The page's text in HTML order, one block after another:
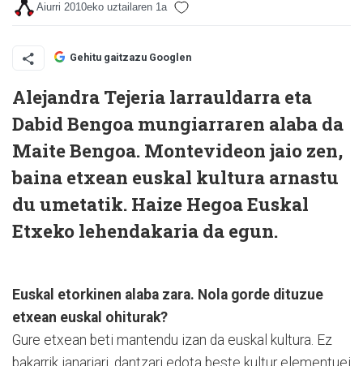
Aiurri 2010eko uztailaren 1a
Gehitu gaitzazu Googlen
Alejandra Tejeria larrauldarra eta
Dabid Bengoa mungiarraren alaba da
Maite Bengoa. Montevideon jaio zen,
baina etxean euskal kultura arnastu
du umetatik. Haize Hegoa Euskal
Etxeko lehendakaria da egun.
Euskal etorkinen alaba zara. Nola gorde dituzue
etxean euskal ohiturak?
Gure etxean beti mantendu izan da euskal kultura. Ez
bakarrik janariari, dantzari edota beste kultur elementuei